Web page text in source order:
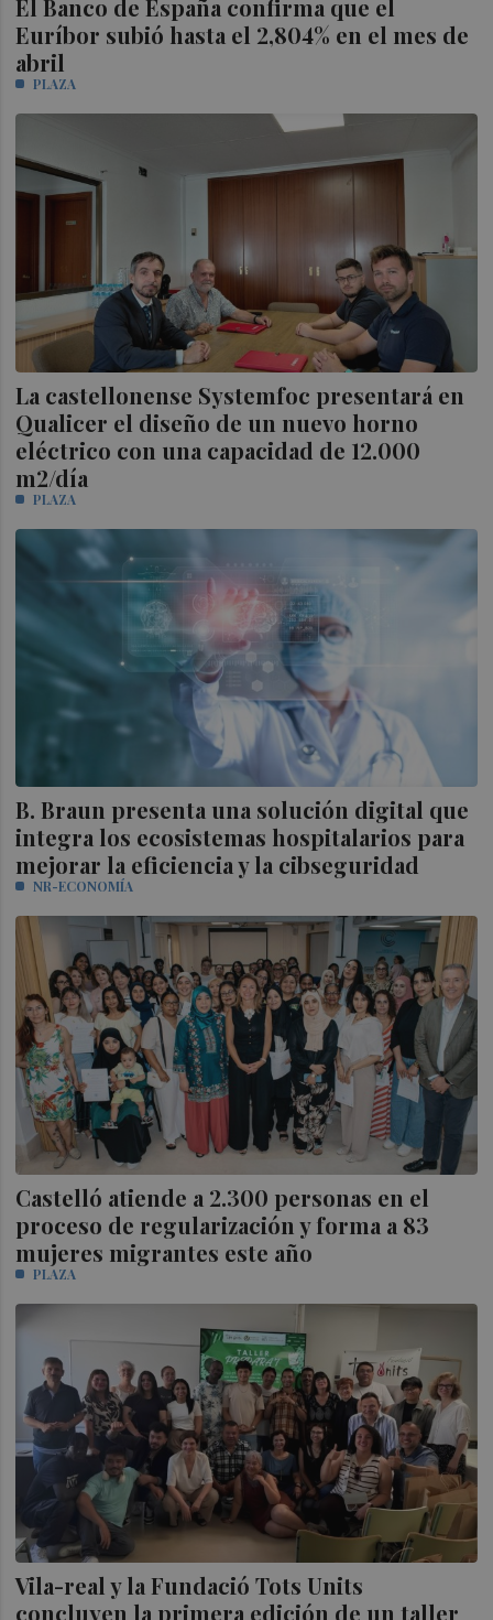
El Banco de España confirma que el
Euríbor subió hasta el 2,804% en el mes de
abril
PLAZA
La castellonense Systemfoc presentará en
Qualicer el diseño de un nuevo horno
eléctrico con una capacidad de 12.000
m2/día
PLAZA
B. Braun presenta una solución digital que
integra los ecosistemas hospitalarios para
mejorar la eficiencia y la cibseguridad
NR-ECONOMÍA
Castelló atiende a 2.300 personas en el
proceso de regularización y forma a 83
mujeres migrantes este año
PLAZA
Vila-real y la Fundació Tots Units
concluyen la primera edición de un taller